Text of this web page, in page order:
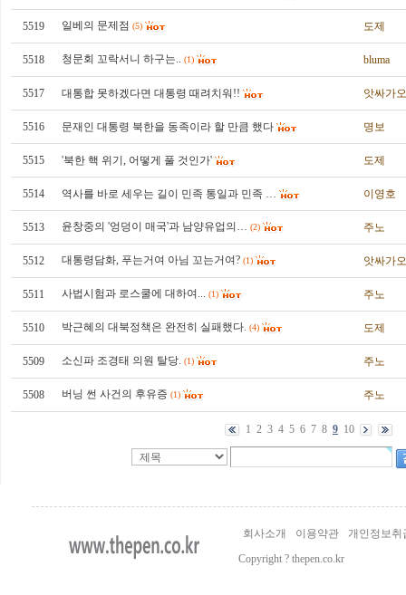
5519 일베의 문제점 (5) 도제
5518 청문회 꼬락서니 하구는.. (1) bluma
5517 대통합 못하겠다면 대통령 때려치워!! 앗싸가
5516 문재인 대통령 북한을 동족이라 할 만큼 했다 명보
5515 '북한 핵 위기, 어떻게 풀 것인가' 도제
5514 역사를 바로 세우는 길이 민족 통일과 민족 … 이영호
5513 윤창중의 '엉덩이 매국'과 남양유업의… (2) 주노
5512 대통령담화, 푸는거여 아님 꼬는거여? (1) 앗싸가
5511 사법시험과 로스쿨에 대하여... (1) 주노
5510 박근혜의 대북정책은 완전히 실패했다. (4) 도제
5509 소신파 조경태 의원 탈당. (1) 주노
5508 버닝 썬 사건의 후유증 (1) 주노
1 2 3 4 5 6 7 8 9 10
회사소개 이용약관
개인정보취
Copyright ? thepen.co.kr